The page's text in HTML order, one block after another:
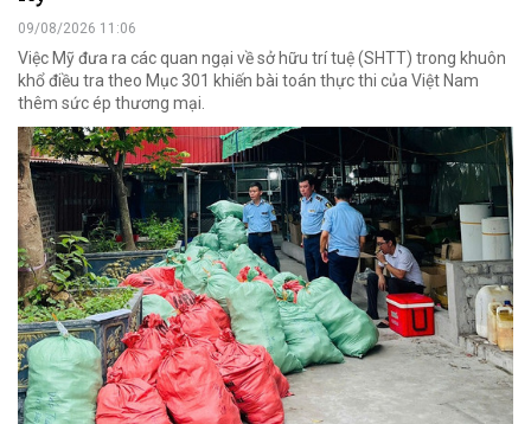
09/08/2026 11:06
Việc Mỹ đưa ra các quan ngại về sở hữu trí tuệ (SHTT) trong khuôn
khổ điều tra theo Mục 301 khiến bài toán thực thi của Việt Nam
thêm sức ép thương mại.